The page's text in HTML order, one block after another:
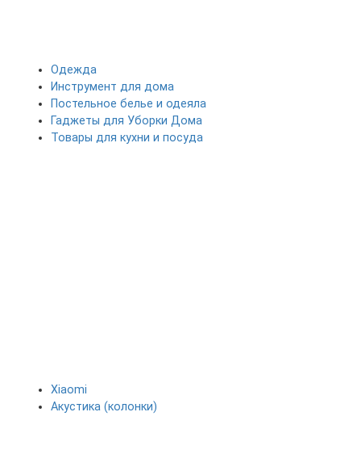
Одежда
Инструмент для дома
Постельное белье и одеяла
Гаджеты для Уборки Дома
Товары для кухни и посуда
Xiaomi
Акустика (колонки)